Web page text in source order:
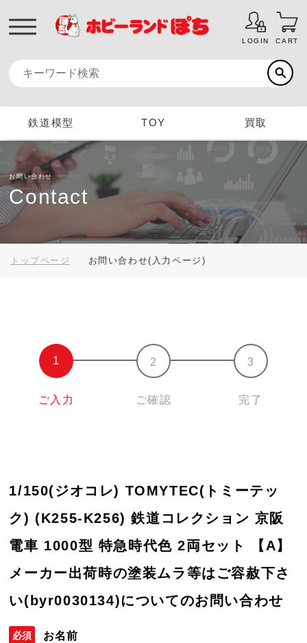
LOGIN CART
鉄道模型 TOY 買取
お問い合わせ
Contact
トップページ お問い合わせ(入力ページ)
ご入力 ご確認 完了
1/150(ジオコレ) TOMYTEC(トミーテッ
ク) (K255-K256) 鉄道コレクション 京阪
電車 1000型 特急時代色 2両セット 【A】
メーカー出荷時の塗装ムラ等はご容赦下さ
い(byr0030134)についてのお問い合わせ
お名前